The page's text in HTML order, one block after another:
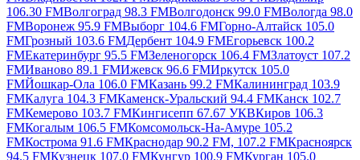
106.30 FMВолгоград 98.3 FMВолгодонск 99.0 FMВологда 98.0
FMВоронеж 95.9 FMВыборг 104.6 FMГорно-Алтайск 105.0
FMГрозный 103.6 FMДербент 104.9 FMЕгорьевск 100.2
FMЕкатеринбург 95.5 FMЗеленогорск 106.4 FMЗлатоуст 107.2
FMИваново 89.1 FMИжевск 96.6 FMИркутск 105.0
FMЙошкар-Ола 106.0 FMКазань 99.2 FMКалининград 103.9
FMКалуга 104.3 FMКаменск-Уральский 94.4 FMКанск 102.7
FMКемерово 103.7 FMКингисепп 67.67 УКВКиров 106.3
FMКогалым 106.5 FMКомсомольск-На-Амуре 105.2
FMКострома 91.6 FMКраснодар 90.2 FM, 107.2 FMКрасноярск
94.5 FMКузнецк 107.0 FMКунгур 100.9 FMКурган 105.0